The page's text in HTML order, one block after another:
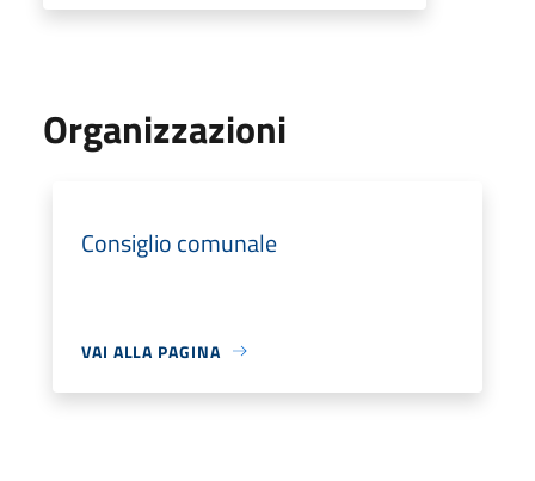
Organizzazioni
Consiglio comunale
VAI ALLA PAGINA